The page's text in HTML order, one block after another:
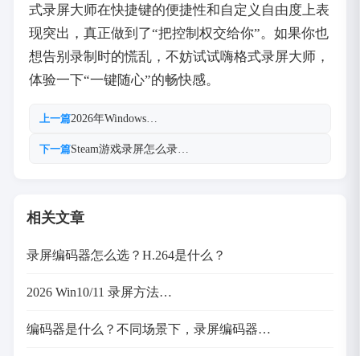
式录屏大师在快捷键的便捷性和自定义自由度上表
现突出，真正做到了“把控制权交给你”。如果你也
想告别录制时的慌乱，不妨试试嗨格式录屏大师，
体验一下“一键随心”的畅快感。
上一篇2026年Windows…
下一篇Steam游戏录屏怎么录…
相关文章
录屏编码器怎么选？H.264是什么？
2026 Win10/11 录屏方法…
编码器是什么？不同场景下，录屏编码器…